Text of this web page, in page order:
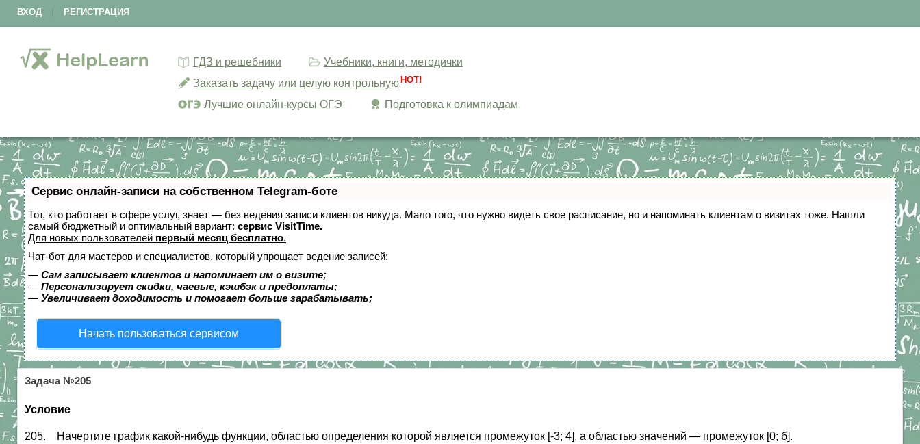
ВХОД РЕГИСТРАЦИЯ
ГДЗ и решебники
Учебники, книги, методички
Заказать задачу или целую контрольную HOT!
Лучшие онлайн-курсы ОГЭ Подготовка к олимпиадам
Сервис онлайн-записи на собственном Telegram-боте
Тот, кто работает в сфере услуг, знает — без ведения записи клиентов никуда. Мало того, что нужно видеть свое расписание, но и напоминать клиентам о визитах тоже. Нашли
самый бюджетный и оптимальный вариант: сервис VisitTime.
Для новых пользователей первый месяц бесплатно.
Чат-бот для мастеров и специалистов, который упрощает ведение записей:
— Сам записывает клиентов и напоминает им о визите;
— Персонализирует скидки, чаевые, кэшбэк и предоплаты;
— Увеличивает доходимость и помогает больше зарабатывать;
Начать пользоваться сервисом
Задача №205
Условие
205. Начертите график какой-нибудь функции, областью определения которой является промежуток [-3; 4], а областью значений — промежуток [0; б].